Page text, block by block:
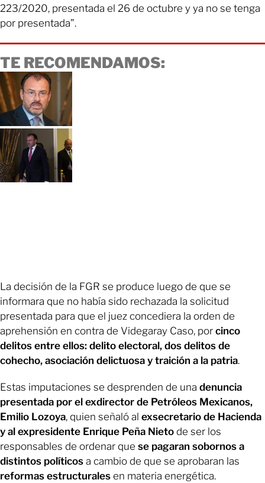
223/2020, presentada el 26 de octubre y ya no se tenga
por presentada”.
TE RECOMENDAMOS:
La decisión de la FGR se produce luego de que se
informara que no había sido rechazada la solicitud
presentada para que el juez concediera la orden de
aprehensión en contra de Videgaray Caso, por cinco
delitos entre ellos: delito electoral, dos delitos de
cohecho, asociación delictuosa y traición a la patria.
Estas imputaciones se desprenden de una denuncia
presentada por el exdirector de Petróleos Mexicanos,
Emilio Lozoya, quien señaló al exsecretario de Hacienda
y al expresidente Enrique Peña Nieto de ser los
responsables de ordenar que se pagaran sobornos a
distintos políticos a cambio de que se aprobaran las
reformas estructurales en materia energética.